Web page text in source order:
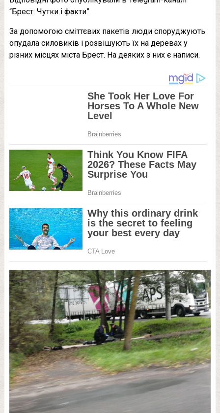
“Брест: Чутки і факти”.
За допомогою сміттєвих пакетів люди споруджують
опудала силовиків і розвішують їх на деревах у
різних місцях міста Брест. На деяких з них є написи.